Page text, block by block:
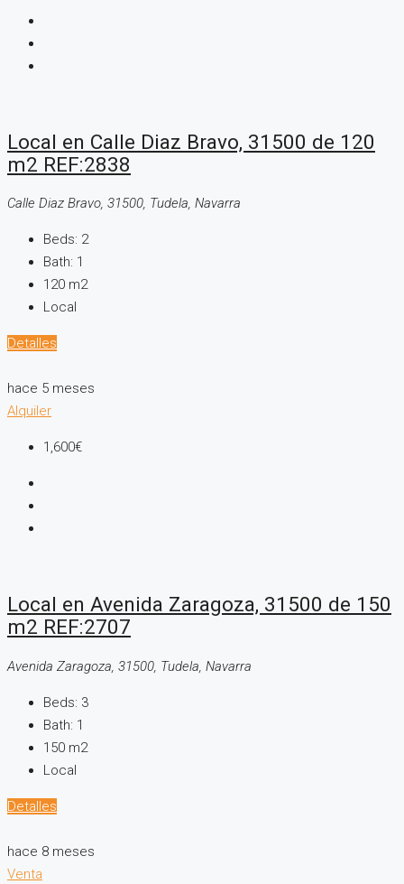
Local en Calle Diaz Bravo, 31500 de 120
m2 REF:2838
Calle Diaz Bravo, 31500, Tudela, Navarra
Beds: 2
Bath: 1
120 m2
Local
Detalles
hace 5 meses
Alquiler
1,600€
Local en Avenida Zaragoza, 31500 de 150
m2 REF:2707
Avenida Zaragoza, 31500, Tudela, Navarra
Beds: 3
Bath: 1
150 m2
Local
Detalles
hace 8 meses
Venta